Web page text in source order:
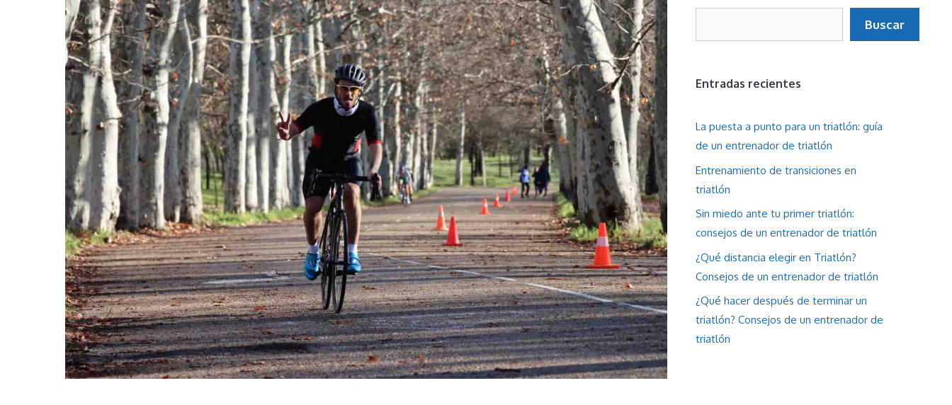
Buscar
Entradas recientes
La puesta a punto para un triatlón: guía
de un entrenador de triatlón
Entrenamiento de transiciones en
triatlón
Sin miedo ante tu primer triatlón:
consejos de un entrenador de triatlón
¿Qué distancia elegir en Triatlón?
Consejos de un entrenador de triatlón
¿Qué hacer después de terminar un
triatlón? Consejos de un entrenador de
triatlón